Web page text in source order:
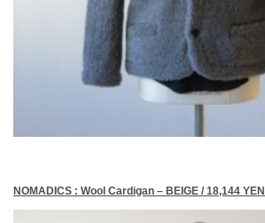
NOMADICS : Wool Cardigan – BEIGE / 18,144 YEN